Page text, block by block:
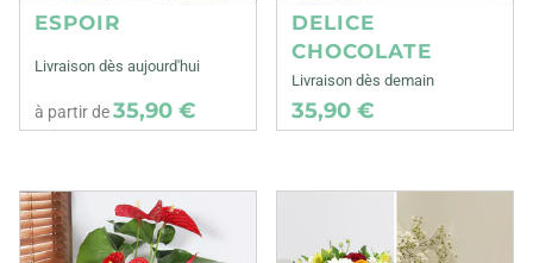
ESPOIR
Livraison dès aujourd'hui
à partir de35,90 €
DELICE
CHOCOLATE
Livraison dès demain
35,90 €